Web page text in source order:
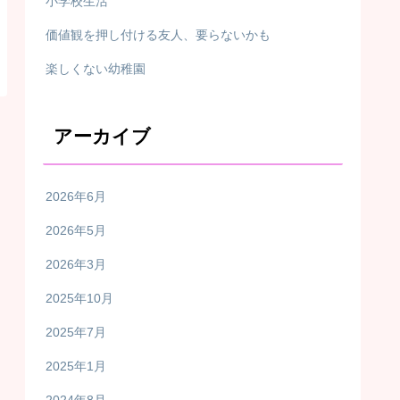
価値観を押し付ける友人、要らないかも
楽しくない幼稚園
アーカイブ
2026年6月
2026年5月
2026年3月
2025年10月
2025年7月
2025年1月